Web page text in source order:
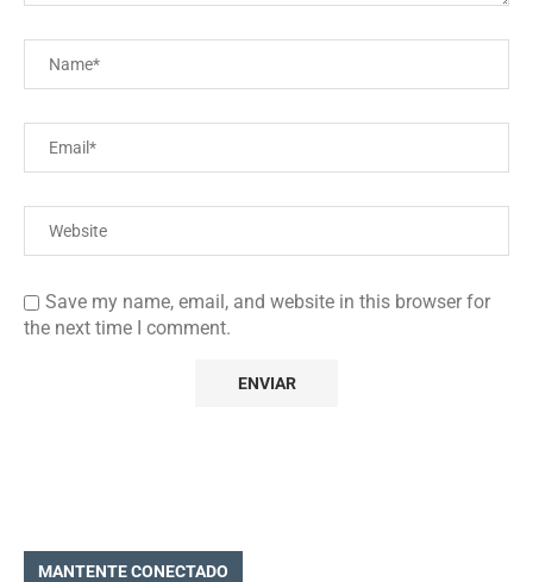
Save my name, email, and website in this browser for
the next time I comment.
MANTENTE CONECTADO